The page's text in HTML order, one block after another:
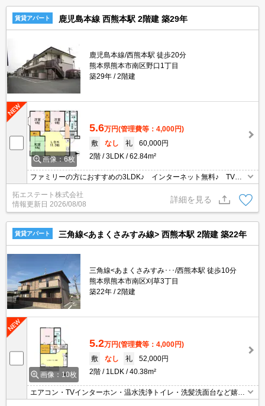
賃貸アパート 鹿児島本線 西熊本駅 2階建 築29年
鹿児島本線/西熊本駅 徒歩20分
熊本県熊本市南区野口1丁目
築29年
2階建
画像：6枚
5.6万円(管理費等：4,000円)
敷
なし 礼
60,000円
2階
3LDK 62.84m²
ファミリーの方におすすめの3LDK♪ インターネット無料♪ TVイ
ンターホン・洗髪洗面化粧台付き♪
拓エステート株式会社
情報更新日 2026/08/08
詳細を見る
賃貸アパート 三角線<あまくさみすみ線> 西熊本駅 2階建 築22年
三角線<あまくさみすみ･･･/西熊本駅 徒歩10分
熊本県熊本市南区刈草3丁目
築22年
2階建
画像：10枚
5.2万円(管理費等：4,000円)
敷
なし 礼
52,000円
2階
1LDK 40.38m²
エアコン・TVインターホン・温水洗浄トイレ・洗髪洗面台など嬉し
い設備☆